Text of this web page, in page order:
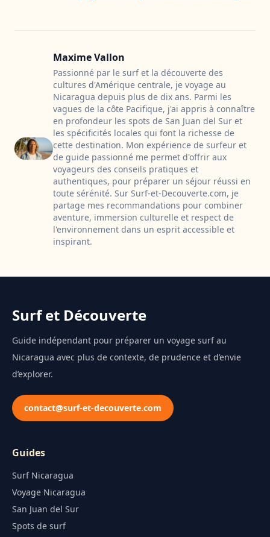
Maxime Vallon
Passionné par le surf et la découverte des
cultures d'Amérique centrale, je voyage au
Nicaragua depuis plus de dix ans. Parmi les
vagues de la côte Pacifique, j'ai appris à connaître
en profondeur les spots de San Juan del Sur et
les spécificités locales qui font la richesse de
cette destination. Mon expérience de surfeur et
de guide passionné me permet d'offrir aux
voyageurs des conseils pratiques et
authentiques, pour préparer un séjour réussi en
toute sérénité. Sur Surf-et-Decouverte.com, je
partage mes recommandations pour combiner
aventure, immersion culturelle et respect de
l'environnement dans un esprit accessible et
inspirant.
Surf et Découverte
Guide indépendant pour préparer un voyage surf au
Nicaragua avec plus de contexte, de prudence et d’envie
d’explorer.
contact@surf-et-decouverte.com
Guides
Surf Nicaragua
Voyage Nicaragua
San Juan del Sur
Spots de surf